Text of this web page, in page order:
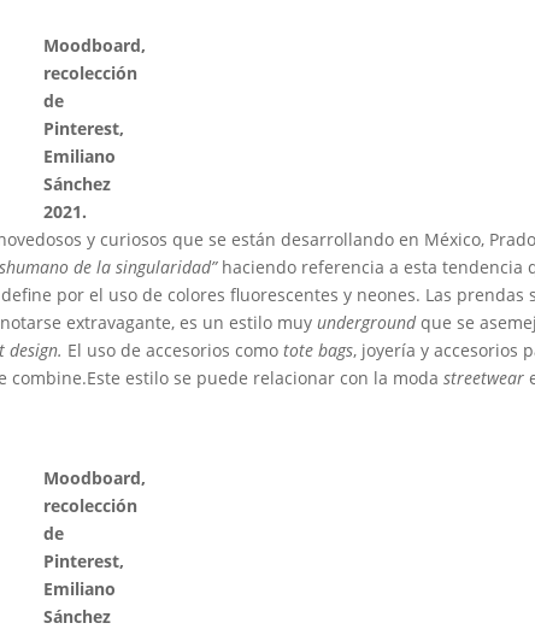
Moodboard,
recolección
de
Pinterest,
Emiliano
Sánchez
2021.
y curiosos que se están desarrollando en México, Prado
de la singularidad” haciendo referencia a esta tendencia
por el uso de colores fluorescentes y neones. Las prendas
extravagante, es un estilo muyundergroundque se
design. El uso de accesorios comotote bags, joyería y accesorios
estilo se puede relacionar con la moda streetwear
Moodboard,
recolección
de
Pinterest,
Emiliano
Sánchez